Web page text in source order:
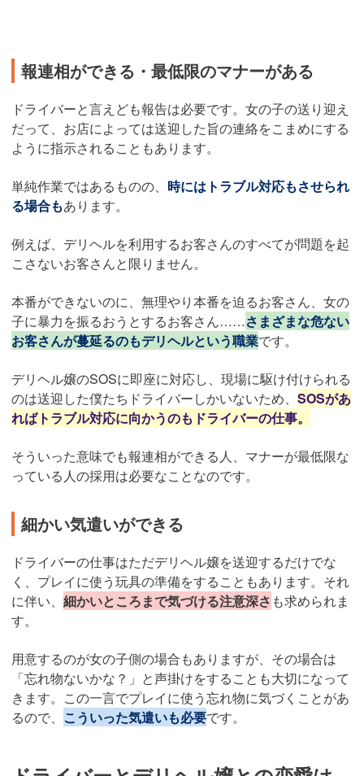
報連相ができる・最低限のマナーがある
ドライバーと言えども報告は必要です。女の子の送り迎え
だって、お店によっては送迎した旨の連絡をこまめにする
ように指示されることもあります。
単純作業ではあるものの、 時にはトラブル対応もさせられ
る場合もあります。
例えば、デリヘルを利用するお客さんのすべてが問題を起
こさないお客さんと限りません。
本番ができないのに、無理やり本番を迫るお客さん、女の
子に暴力を振るおうとするお客さん……さまざまな危ない
お客さんが蔓延るのもデリヘルという職業です。
デリヘル嬢のSOSに即座に対応し、現場に駆け付けられる
のは送迎した僕たちドライバーしかいないため、 SOSがあ
ればトラブル対応に向かうのもドライバーの仕事。
そういった意味でも報連相ができる人、マナーが最低限な
っている人の採用は必要なことなのです。
細かい気遣いができる
ドライバーの仕事はただデリヘル嬢を送迎するだけでな
く、プレイに使う玩具の準備をすることもあります。それ
に伴い、 細かいところまで気づける注意深さ も求められま
す。
用意するのが女の子側の場合もありますが、その場合は
「忘れ物ないかな？」と声掛けをすることも大切になって
きます。この一言でプレイに使う忘れ物に気づくことがあ
るので、 こういった気遣いも必要です。